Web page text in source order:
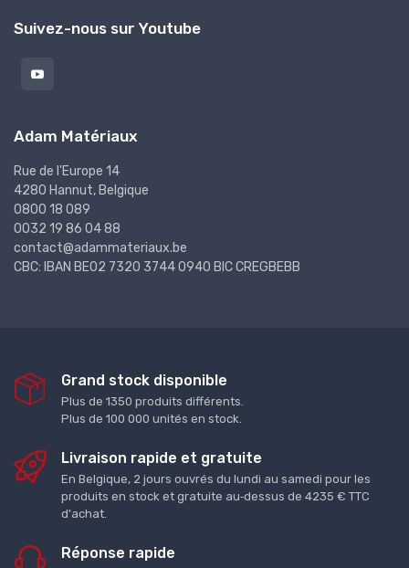
Suivez-nous sur Youtube
Adam Matériaux
Rue de l'Europe 14
4280 Hannut, Belgique
0800 18 089
0032 19 86 04 88
contact@adammateriaux.be
CBC: IBAN BE02 7320 3744 0940 BIC CREGBEBB
Grand stock disponible
Plus de 1350 produits différents.
Plus de 100 000 unités en stock.
Livraison rapide et gratuite
En Belgique, 2 jours ouvrés du lundi au samedi pour les
produits en stock et gratuite au‑dessus de 4235 € TTC
d'achat.
Réponse rapide